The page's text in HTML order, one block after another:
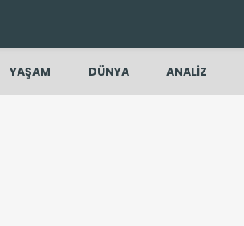
YAŞAM DÜNYA ANALİZ